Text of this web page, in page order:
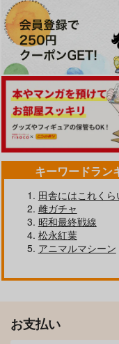
キーワードラン
田舎にはこれく
雌ガチャ
昭和最終戦線
松永紅葉
アニマルマシーン
お支払い